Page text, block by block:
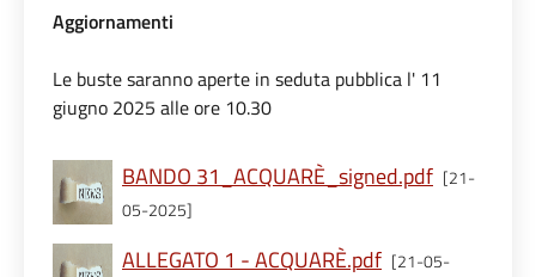
Aggiornamenti
Le buste saranno aperte in seduta pubblica l' 11
giugno 2025 alle ore 10.30
BANDO 31_ACQUARÈ_signed.pdf [21-
05-2025]
ALLEGATO 1 - ACQUARÈ.pdf [21-05-